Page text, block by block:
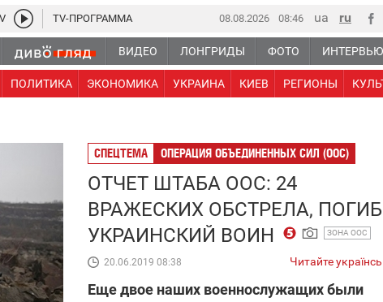
08.08.2026 08 46
ВИДЕО ЛОНГРИДЫ ФОТО ИНТЕРВЬЮ
ПОЛИТИКА ЭКОНОМИКА УКРАИНА КИЕВ РЕГИОНЫ
TV-ПРОГРАММА
СПЕЦТЕМА ОПЕРАЦИЯ ОБЪЕДИНЕННЫХ СИЛ (ООС)
ОТЧЕТ ШТАБА ООС: 24
ВРАЖЕСКИХ ОБСТРЕЛА, ПОГИБ
УКРАИНСКИЙ ВОИН
ЗОНА ООС
20.06.2019 08:38 Читайте
Еще двое наших военнослужащих были